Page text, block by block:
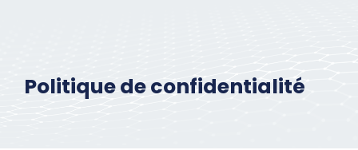
Politique de confidentialité